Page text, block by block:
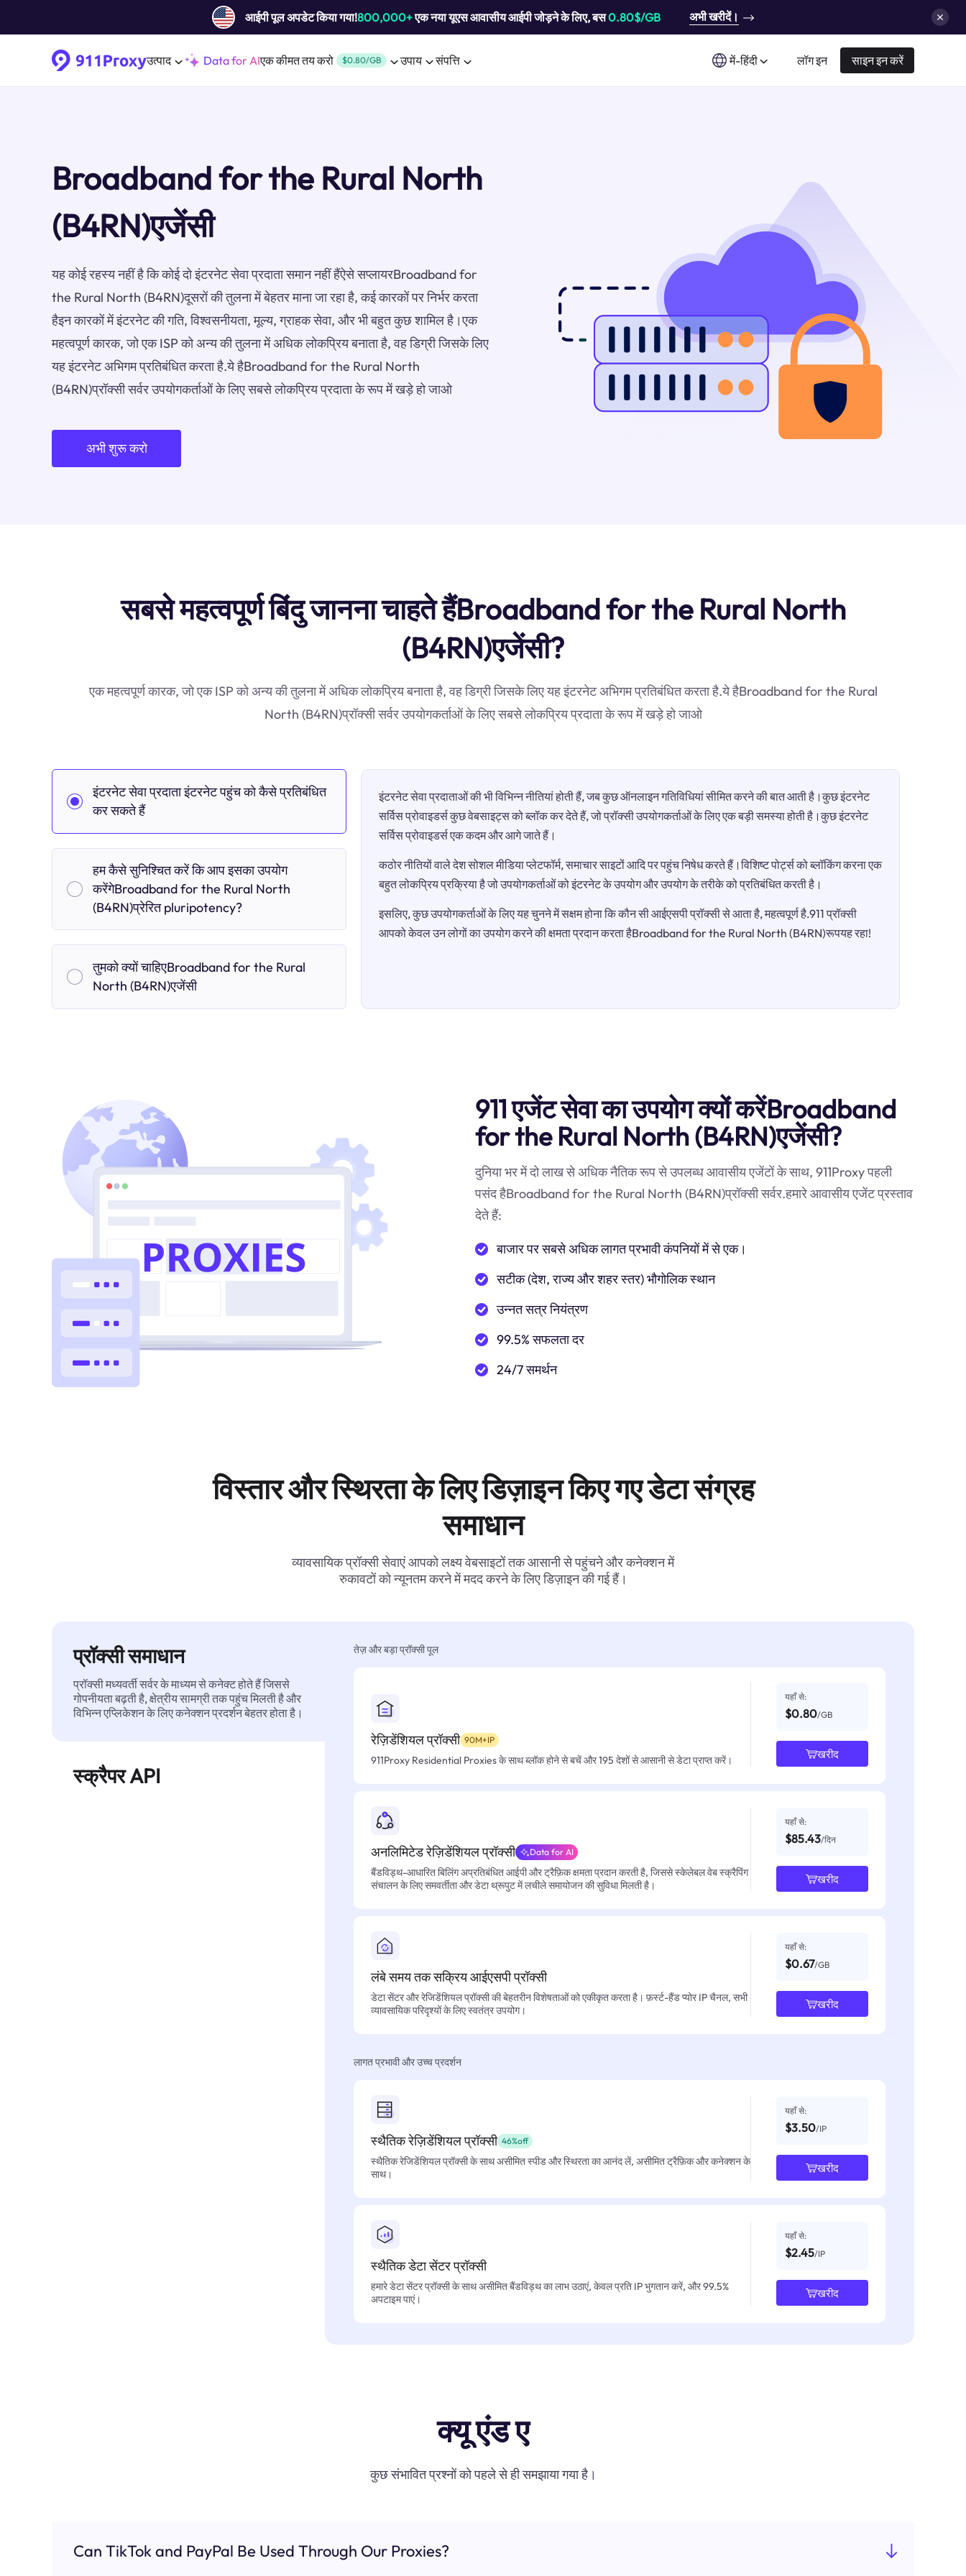
आईपी ​​पूल अपडेट किया गया!800,000+एक नया यूएस आवासीय आईपी जोड़ने के लिए, बस0.80$/GB अभी खरीदें।
उत्पाद Data for AIएक कीमत तय करो $0.80/GB उपाय संपत्ति में-हिंदी लॉग इन साइन इन करें
Broadband for the Rural North
(B4RN)एजेंसी
यह कोई रहस्य नहीं है कि कोई दो इंटरनेट सेवा प्रदाता समान नहीं हैंऐसे सप्लायरBroadband for
the Rural North (B4RN)दूसरों की तुलना में बेहतर माना जा रहा है, कई कारकों पर निर्भर करता
हैइन कारकों में इंटरनेट की गति, विश्वसनीयता, मूल्य, ग्राहक सेवा, और भी बहुत कुछ शामिल है।एक
महत्वपूर्ण कारक, जो एक ISP को अन्य की तुलना में अधिक लोकप्रिय बनाता है, वह डिग्री जिसके लिए
यह इंटरनेट अभिगम प्रतिबंधित करता है.ये हैBroadband for the Rural North
(B4RN)प्रॉक्सी सर्वर उपयोगकर्ताओं के लिए सबसे लोकप्रिय प्रदाता के रूप में खड़े हो जाओ
अभी शुरू करो
सबसे महत्वपूर्ण बिंदु जानना चाहते हैंBroadband for the Rural North
(B4RN)एजेंसी?
एक महत्वपूर्ण कारक, जो एक ISP को अन्य की तुलना में अधिक लोकप्रिय बनाता है, वह डिग्री जिसके लिए यह इंटरनेट अभिगम प्रतिबंधित करता है.ये हैBroadband for the Rural
North (B4RN)प्रॉक्सी सर्वर उपयोगकर्ताओं के लिए सबसे लोकप्रिय प्रदाता के रूप में खड़े हो जाओ
इंटरनेट सेवा प्रदाता इंटरनेट पहुंच को कैसे प्रतिबंधित
कर सकते हैं
हम कैसे सुनिश्चित करें कि आप इसका उपयोग
करेंगेBroadband for the Rural North
(B4RN)प्रेरित pluripotency?
तुमको क्यों चाहिएBroadband for the Rural
North (B4RN)एजेंसी
इंटरनेट सेवा प्रदाताओं की भी विभिन्न नीतियां होती हैं, जब कुछ ऑनलाइन गतिविधियां सीमित करने की बात आती है।कुछ इंटरनेट
सर्विस प्रोवाइडर्स कुछ वेबसाइट्स को ब्लॉक कर देते हैं, जो प्रॉक्सी उपयोगकर्ताओं के लिए एक बड़ी समस्या होती है।कुछ इंटरनेट
सर्विस प्रोवाइडर्स एक कदम और आगे जाते हैं।
कठोर नीतियों वाले देश सोशल मीडिया प्लेटफॉर्म, समाचार साइटों आदि पर पहुंच निषेध करते हैं।विशिष्ट पोर्ट्स को ब्लॉकिंग करना एक
बहुत लोकप्रिय प्रक्रिया है जो उपयोगकर्ताओं को इंटरनेट के उपयोग और उपयोग के तरीके को प्रतिबंधित करती है।
इसलिए, कुछ उपयोगकर्ताओं के लिए यह चुनने में सक्षम होना कि कौन सी आईएसपी प्रॉक्सी से आता है, महत्वपूर्ण है.911 प्रॉक्सी
आपको केवल उन लोगों का उपयोग करने की क्षमता प्रदान करता हैBroadband for the Rural North (B4RN)रूपयह रहा!
911 एजेंट सेवा का उपयोग क्यों करेंBroadband
for the Rural North (B4RN)एजेंसी?
दुनिया भर में दो लाख से अधिक नैतिक रूप से उपलब्ध आवासीय एजेंटों के साथ, 911Proxy पहली
पसंद हैBroadband for the Rural North (B4RN)प्रॉक्सी सर्वर.हमारे आवासीय एजेंट प्रस्ताव
देते हैं:
बाजार पर सबसे अधिक लागत प्रभावी कंपनियों में से एक।
सटीक (देश, राज्य और शहर स्तर) भौगोलिक स्थान
उन्नत सत्र नियंत्रण
99.5% सफलता दर
24/7 समर्थन
विस्तार और स्थिरता के लिए डिज़ाइन किए गए डेटा संग्रह
समाधान
व्यावसायिक प्रॉक्सी सेवाएं आपको लक्ष्य वेबसाइटों तक आसानी से पहुंचने और कनेक्शन में
रुकावटों को न्यूनतम करने में मदद करने के लिए डिज़ाइन की गई हैं।
प्रॉक्सी समाधान
प्रॉक्सी मध्यवर्ती सर्वर के माध्यम से कनेक्ट होते हैं जिससे
गोपनीयता बढ़ती है, क्षेत्रीय सामग्री तक पहुंच मिलती है और
विभिन्न एप्लिकेशन के लिए कनेक्शन प्रदर्शन बेहतर होता है।
स्क्रैपर API
तेज़ और बड़ा प्रॉक्सी पूल
रेज़िडेंशियल प्रॉक्सी 90M+IP
911Proxy Residential Proxies के साथ ब्लॉक होने से बचें और 195 देशों से आसानी से डेटा प्राप्त करें।
यहाँ से:
$0.80/GB
खरीद
अनलिमिटेड रेज़िडेंशियल प्रॉक्सी Data for AI
बैंडविड्थ-आधारित बिलिंग अप्रतिबंधित आईपी और ट्रैफ़िक क्षमता प्रदान करती है, जिससे स्केलेबल वेब स्क्रैपिंग
संचालन के लिए समवर्तीता और डेटा थ्रूपुट में लचीले समायोजन की सुविधा मिलती है।
यहाँ से:
$85.43/दिन
खरीद
लंबे समय तक सक्रिय आईएसपी प्रॉक्सी
डेटा सेंटर और रेजिडेंशियल प्रॉक्सी की बेहतरीन विशेषताओं को एकीकृत करता है। फ़र्स्ट-हैंड प्योर IP चैनल, सभी
व्यावसायिक परिदृश्यों के लिए स्वतंत्र उपयोग।
यहाँ से:
$0.67/GB
खरीद
लागत प्रभावी और उच्च प्रदर्शन
स्थैतिक रेज़िडेंशियल प्रॉक्सी 46%off
स्थैतिक रेजिडेंशियल प्रॉक्सी के साथ असीमित स्पीड और स्थिरता का आनंद लें, असीमित ट्रैफ़िक और कनेक्शन के
साथ।
यहाँ से:
$3.50/IP
खरीद
स्थैतिक डेटा सेंटर प्रॉक्सी
हमारे डेटा सेंटर प्रॉक्सी के साथ असीमित बैंडविड्थ का लाभ उठाएं, केवल प्रति IP भुगतान करें, और 99.5%
अपटाइम पाएं।
यहाँ से:
$2.45/IP
खरीद
क्यू एंड ए
कुछ संभावित प्रश्नों को पहले से ही समझाया गया है।
Can TikTok and PayPal Be Used Through Our Proxies?